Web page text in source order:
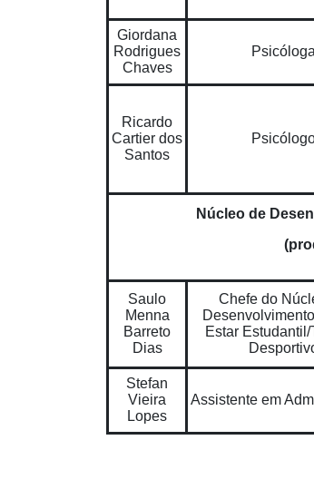
Giordana
Rodrigues
Chaves
Psicóloga
Ricardo
Cartier dos
Santos
Núcleo de
Saulo
Menna
Barreto
Dias
Chefe do
Estar
Stefan
Vieira
Lopes
Assistente em